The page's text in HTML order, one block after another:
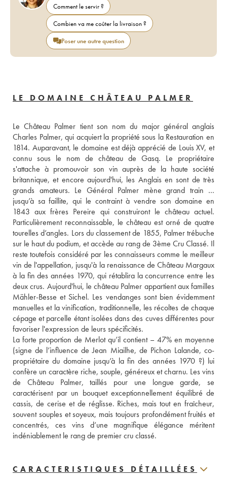
Comment le servir ?
Combien va me coûter la livraison ?
Poser une autre question
LE DOMAINE CHÂTEAU PALMER
Le Château Palmer tient son nom du major général anglais
Charles Palmer, qui acquiert la propriété sous la Restauration en
1814. Auparavant, le domaine est déjà apprécié de Louis XV, et
connu sous le nom de château de Gasq. Le propriétaire
s'attache à promouvoir son vin auprès de la haute société
britannique, et encore aujourd'hui, les Anglais en sont de très
grands amateurs. Le Général Palmer mène grand train …
jusqu’à sa faillite, qui le contraint à vendre son domaine en
1843 aux frères Pereire qui construiront le château actuel.
Particulièrement reconnaissable, le château est orné de quatre
tourelles d’angles. Lors du classement de 1855, Palmer trébuche
sur le haut du podium, et accède au rang de 3ème Cru Classé. Il
reste toutefois considéré par les connaisseurs comme le meilleur
vin de l'appellation, jusqu'à la renaissance de Château Margaux
à la fin des années 1970, qui rétablira la concurrence entre les
deux crus. Aujourd'hui, le château Palmer appartient aux familles
Mähler-Besse et Sichel. Les vendanges sont bien évidemment
manuelles et la vinification, traditionnelle, les récoltes de chaque
cépage et parcelle étant isolées dans des cuves différentes pour
favoriser l'expression de leurs spécificités.
La forte proportion de Merlot qu’il contient – 47% en moyenne
(signe de l’influence de Jean Miailhe, de Pichon Lalande, co-
propriétaire du domaine jusqu’à la fin des années 1970 ?) lui
confère un caractère riche, souple, généreux et charnu. Les vins
de Château Palmer, taillés pour une longue garde, se
caractérisent par un bouquet exceptionnellement équilibré de
cassis, de cerise et de réglisse. Riches, mais tout en fraîcheur,
souvent souples et soyeux, mais toujours profondément fruités et
concentrés, ces vins d’une magnifique élégance méritent
indéniablement le rang de premier cru classé.
CARACTERISTIQUES DÉTAILLÉES